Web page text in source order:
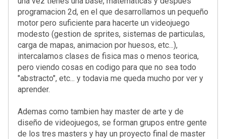
programacion 2d, en el que desarrollamos un pequeño
motor pero suficiente para hacerte un videojuego
modesto (gestion de sprites, sistemas de particulas,
carga de mapas, animacion por huesos, etc...),
intercalamos clases de fisica mas o menos teorica,
pero viendo cosas en codigo para que no sea todo
"abstracto", etc... y todavia me queda mucho por ver y
aprender.
Ademas como tambien hay master de arte y de
diseño de videojuegos, se forman grupos entre gente
de los tres masters y hay un proyecto final de master